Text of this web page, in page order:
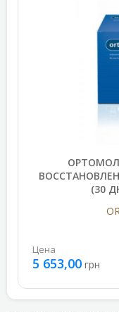
ОРТОМОЛ
(30
Цена
5 653,00 грн